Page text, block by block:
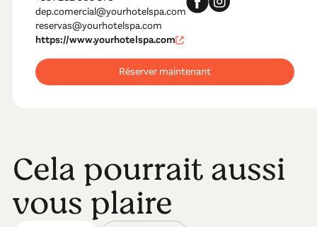
dep.comercial@yourhotelspa.com
reservas@yourhotelspa.com
https://www.yourhotelspa.com
Réserver maintenant
Cela pourrait aussi
vous plaire